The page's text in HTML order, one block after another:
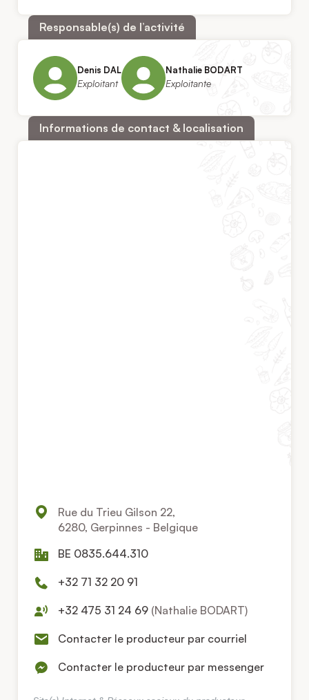
Responsable(s) de l’activité
Denis DAL
Exploitant
Nathalie BODART
Exploitante
Informations de contact & localisation
Rue du Trieu Gilson 22,
6280, Gerpinnes - Belgique
BE 0835.644.310
+32 71 32 20 91
+32 475 31 24 69 (Nathalie BODART)
Contacter le producteur par courriel
Contacter le producteur par messenger